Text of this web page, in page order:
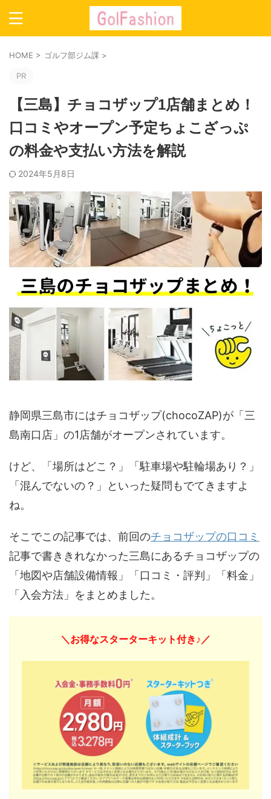
HOME > ゴルフ部ジム課 >
PR
【三島】チョコザップ1店舗まとめ！
口コミやオープン予定ちょこざっぷ
の料金や支払い方法を解説
2024年5月8日
静岡県三島市にはチョコザップ(chocoZAP)が「三
島南口店」の1店舗がオープンされています。
けど、「場所はどこ？」「駐車場や駐輪場あり？」
「混んでないの？」といった疑問もでてきますよ
ね。
そこでこの記事では、前回のチョコザップの口コミ
記事で書ききれなかった三島にあるチョコザップの
「地図や店舗設備情報」「口コミ・評判」「料金」
「入会方法」をまとめました。
＼お得なスターターキット付き♪／